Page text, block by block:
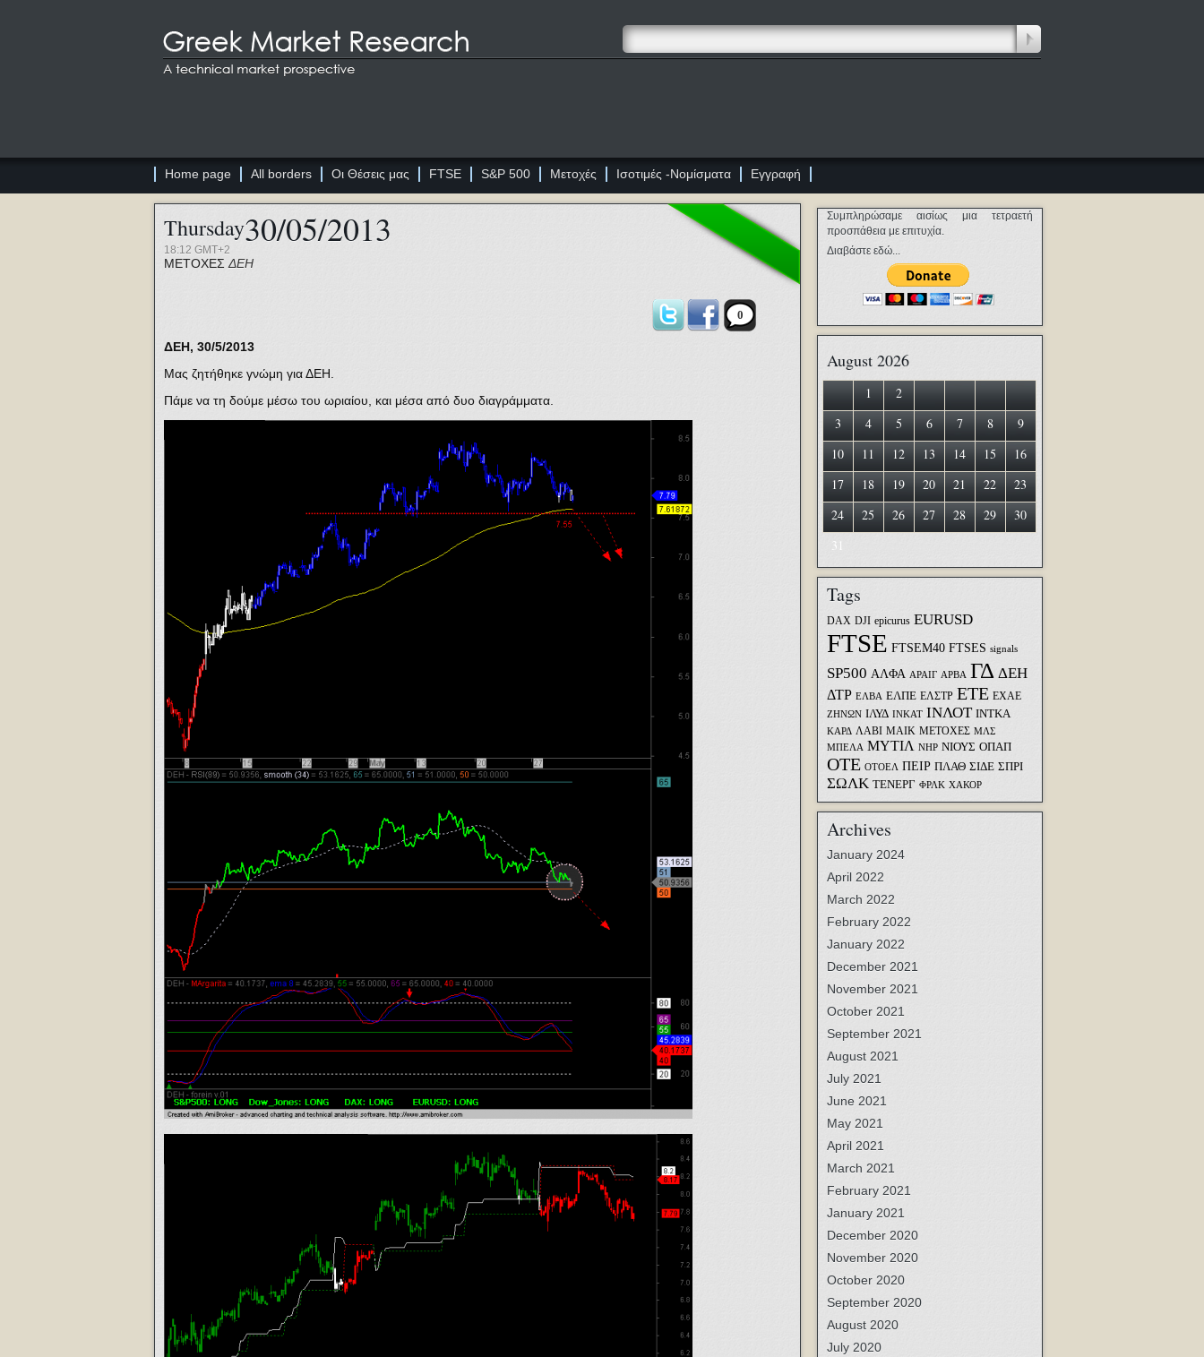
Home page All borders Οι Θέσεις μας FTSE S&P 500 Μετοχές Ισοτιμές -Νομίσματα Εγγραφή
Thursday30/05/2013
18:12 GMT+2
ΜΕΤΟΧΕΣ ΔΕΗ
0
ΔΕΗ, 30/5/2013
Μας ζητήθηκε γνώμη για ΔΕΗ.
Πάμε να τη δούμε μέσω του ωριαίου, και μέσα από δυο διαγράμματα.
Συμπληρώσαμε αισίως μια τετραετή
προσπάθεια με επιτυχία.
Διαβάστε εδώ...
August 2026
1
2
3
4 5 6 7 8
9
10
11 12 13 14 15
16
17
18 19 20 21 22
23
24
25 26 27 28 29
30
31
Tags
DAX DJI epicurus EURUSD
FTSE FTSEM40 FTSES signals
SP500 ΑΛΦΑ ΑΡΑΙΓ ΑΡΒΑ ΓΔ ΔΕΗ
ΔΤΡ ΕΛΒΑ ΕΛΠΕ ΕΛΣΤΡ ΕΤΕ ΕΧΑΕ
ΖΗΝΩΝ ΙΛΥΔ ΙΝΚΑΤ ΙΝΛΟΤ ΙΝΤΚΑ
ΚΑΡΔ ΛΑΒΙ ΜΑΙΚ ΜΕΤΟΧΕΣ ΜΛΣ
ΜΠΕΛΑ ΜΥΤΙΛ ΝΗΡ ΝΙΟΥΣ ΟΠΑΠ
ΟΤΕ ΟΤΟΕΛ ΠΕΙΡ ΠΛΑΘ ΣΙΔΕ ΣΠΡΙ
ΣΩΛΚ ΤΕΝΕΡΓ ΦΡΛΚ ΧΑΚΟΡ
Archives
January 2024
April 2022
March 2022
February 2022
January 2022
December 2021
November 2021
October 2021
September 2021
August 2021
July 2021
June 2021
May 2021
April 2021
March 2021
February 2021
January 2021
December 2020
November 2020
October 2020
September 2020
August 2020
July 2020